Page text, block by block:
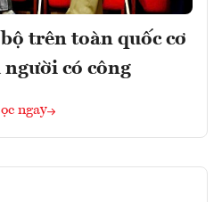
trên toàn quốc cơ
người có công
ngay